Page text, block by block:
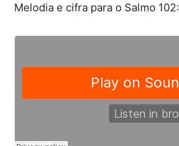
Melodia e cifra para o Salmo 102: